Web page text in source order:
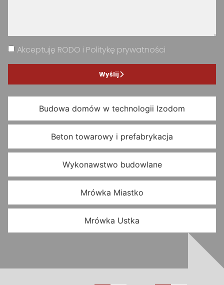
Budowa domów w technologii Izodom
Beton towarowy i prefabrykacja
Wykonawstwo budowlane
Mrówka Miastko
Mrówka Ustka
Akceptuję RODO i Politykę prywatności
Wyślij